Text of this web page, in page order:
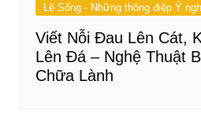
Lẽ Sống - Những thông điệp Ý
Viết Nỗi Đau Lên Cát,
Lên Đá – Nghệ Thuật
Chữa Lành